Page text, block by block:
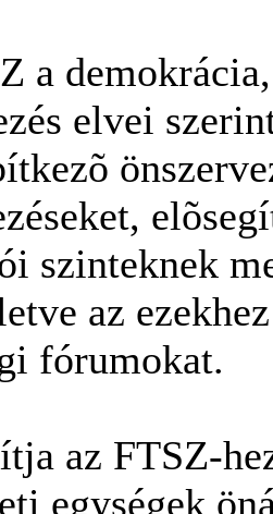
a
elvei
szinteknek
az
fórumokat.
az FTSZ-
egységek